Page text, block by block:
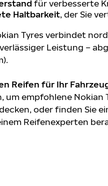
für verbesserte
Haltbarkeit, der Sie
Tyres verbindet
Leistung –
Reifen für Ihr
um empfohlene
oder finden Sie
Reifenexperten